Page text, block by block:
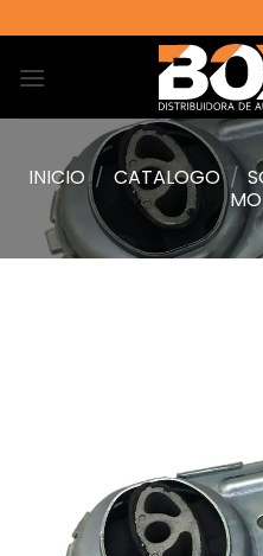
al
contenido
INICIO / CATALOGO /